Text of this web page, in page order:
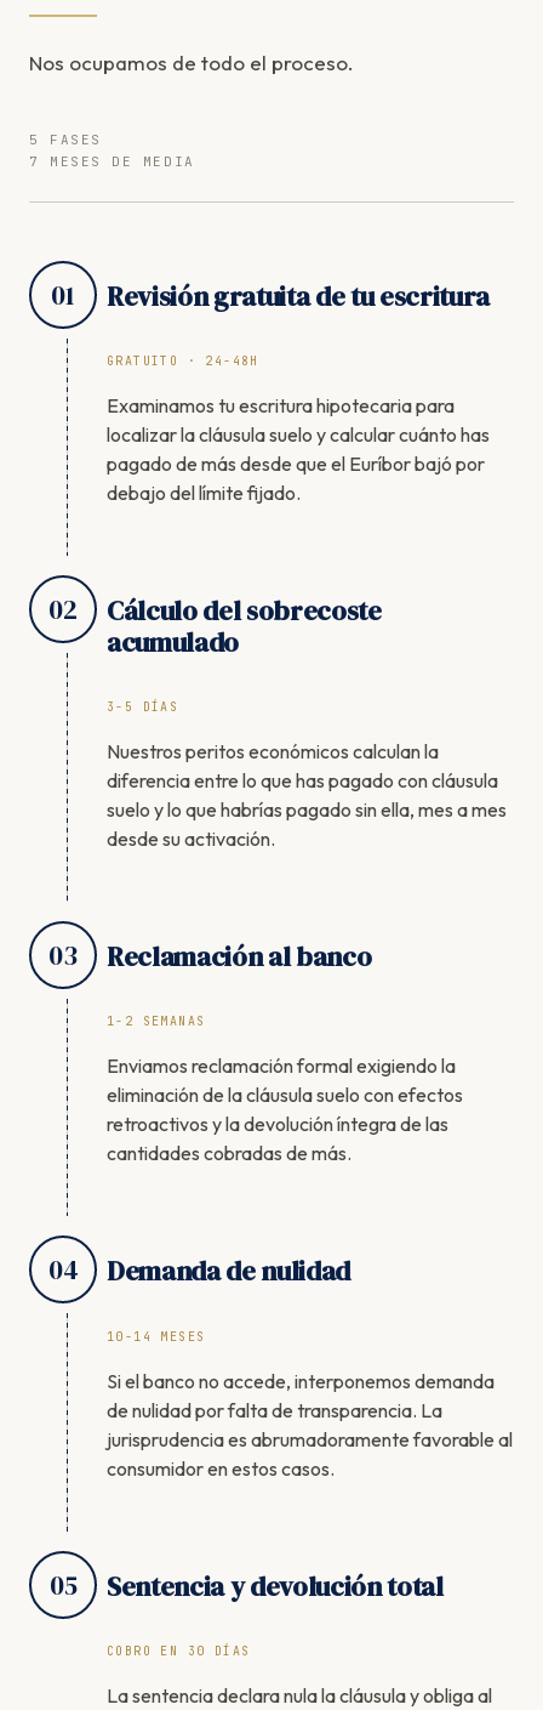
Nos ocupamos de todo el proceso.
5 FASES
7 MESES DE MEDIA
01 Revisión gratuita de tu escritura
GRATUITO · 24-48H
Examinamos tu escritura hipotecaria para
localizar la cláusula suelo y calcular cuánto has
pagado de más desde que el Euríbor bajó por
debajo del límite fijado.
02
Cálculo del sobrecoste
acumulado
3-5 DÍAS
Nuestros peritos económicos calculan la
diferencia entre lo que has pagado con cláusula
suelo y lo que habrías pagado sin ella, mes a mes
desde su activación.
03 Reclamación al banco
1-2 SEMANAS
Enviamos reclamación formal exigiendo la
eliminación de la cláusula suelo con efectos
retroactivos y la devolución íntegra de las
cantidades cobradas de más.
04 Demanda de nulidad
10-14 MESES
Si el banco no accede, interponemos demanda
de nulidad por falta de transparencia. La
jurisprudencia es abrumadoramente favorable al
consumidor en estos casos.
05 Sentencia y devolución total
COBRO EN 30 DÍAS
La sentencia declara nula la cláusula y obliga al